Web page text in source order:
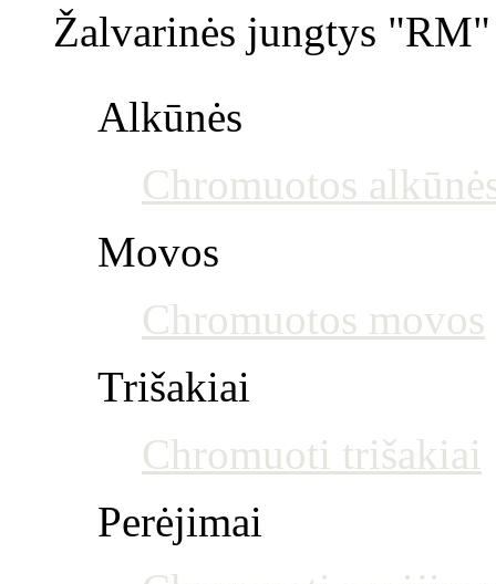
Žalvarinės jungtys
Alkūnės
Chromuotos
Movos
Chromuotos movos
Trišakiai
Chromuoti trišakiai
Perėjimai